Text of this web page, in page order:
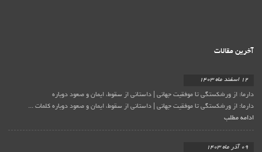
آخرین مقالات
12 اسفند ماه 1403
دارما: از ورشکستگی تا موفقیت جهانی | داستانی از سقوط، ایمان و صعود دوباره
دارما: از ورشکستگی تا موفقیت جهانی | داستانی از سقوط، ایمان و صعود دوباره کلمات ...
ادامه مطلب
09 آذر ماه 1403